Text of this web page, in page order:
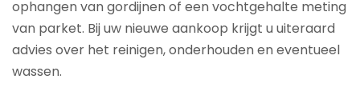
ophangen van gordijnen of een vochtgehalte meting
van parket. Bij uw nieuwe aankoop krijgt u uiteraard
advies over het reinigen, onderhouden en eventueel
wassen.